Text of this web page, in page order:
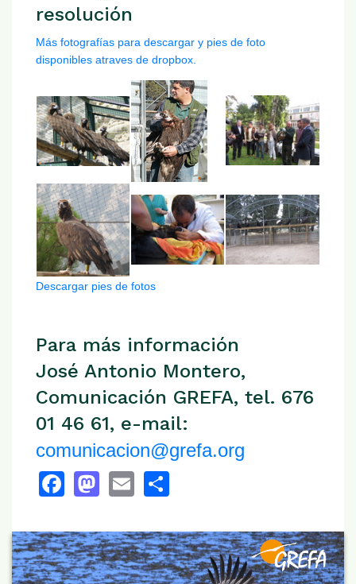
resolución
Más fotografías para descargar y pies de foto
disponibles atraves de dropbox.
Descargar pies de fotos
Para más información
José Antonio Montero,
Comunicación GREFA, tel. 676
01 46 61, e-mail:
comunicacion@grefa.org
Facebook
Mastodon
Email